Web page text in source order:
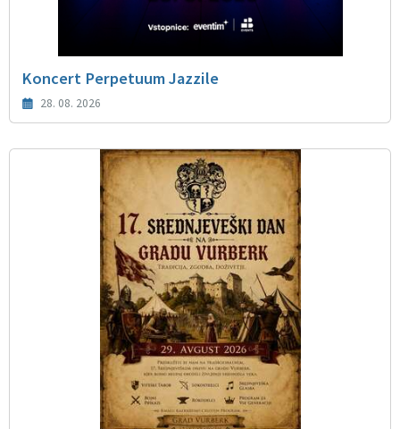
Koncert Perpetuum Jazzile
28. 08. 2026